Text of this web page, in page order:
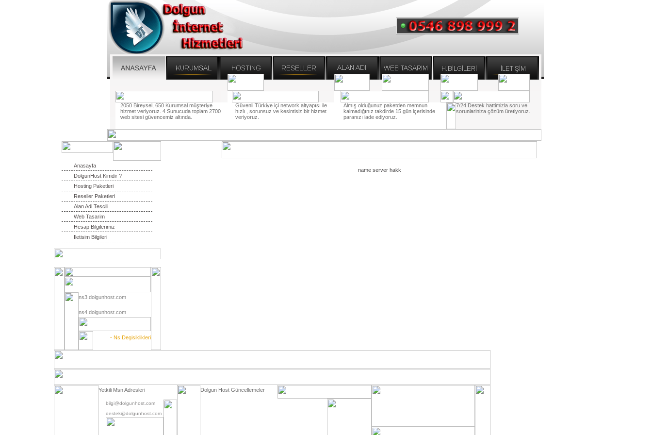
2050 Bireysel, 650 Kurumsal müşteriye
hizmet veriyoruz. 4 Sunucuda toplam 2700
web sitesi güvencemiz altında.
Güvenli Türkiye içi network altyapısı ile
hızlı , sorunsuz ve kesintisiz bir hizmet
veriyoruz.
Almış olduğunuz paketden memnun
kalmadığınız takdirde 15 gün içerisinde
paranızı iade ediyoruz.
7/24 Destek hattimizla soru ve
sorunlariniza çözüm üretiyoruz.
Anasayfa
DolgunHost Kimdir ?
Hosting Paketleri
Reseller Paketleri
Alan Adi Tescili
Web Tasarim
Hesap Bilgilerimiz
Iletisim Bilgileri
name server hakk
ns3.dolgunhost.com
ns4.dolgunhost.com
- Ns Degisiklikleri
Yetkili Msn Adresleri Dolgun Host Güncellemeler
bilgi@dolgunhost.com
destek@dolgunhost.com